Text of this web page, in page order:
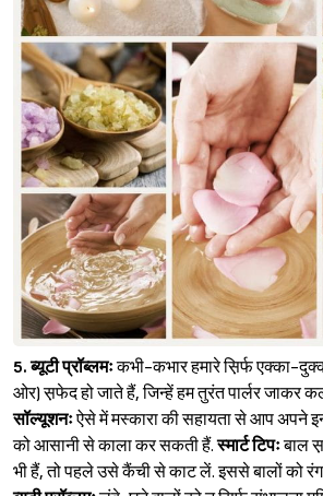
Sign in
5.ब्यूटी प्रॉब्लमःकभी-कभार हमारे स़िर्फ एक्का-
ओर) स़फेद हो जाते हैं, जिन्हें हम तुरंत पार्लर जाकर
सॉल्यूशनःऐसे में मस्कारा की सहायता से आप अपने
को आसानी से काला कर सकती हैं.स्मार्ट टिपःबाल
भी हैं, तो पहले उसे कैंची से काट लें. इससे बालों को